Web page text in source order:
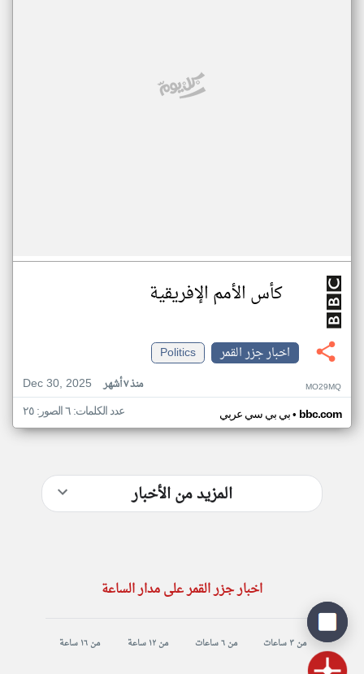
كأس الأمم الإفريقية
اخبار جزر القمر
Politics
Dec 30, 2025
منذ ٧ أشهر MO29MQ
بي بي سي عربي• bbc.com عدد الكلمات: ٦ الصور: ٢٥
المزيد من الأخبار
اخبار جزر القمر على مدار الساعة
من ٣ ساعات من ٦ ساعات من ١٢ ساعة من ١٦ ساعة